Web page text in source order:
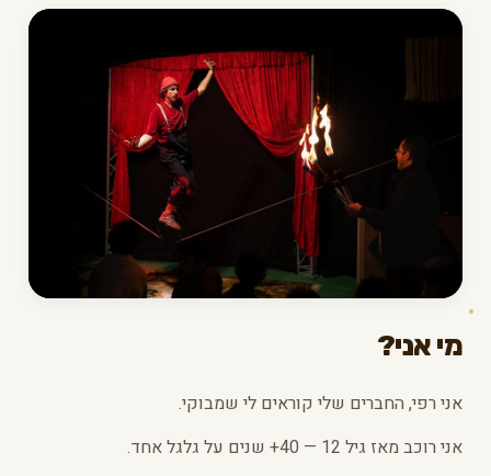
מי אני?
אני רפי, החברים שלי קוראים לי שמבוקי.
אני רוכב מאז גיל 12 — 40+ שנים על גלגל אחד.